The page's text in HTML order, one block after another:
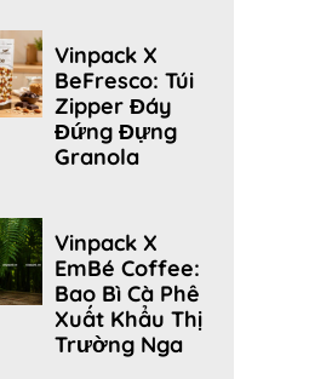
Vinpack X
BeFresco: Túi
Zipper Đáy
Đứng Đựng
Granola
Vinpack X
EmBé Coffee:
Bao Bì Cà Phê
Xuất Khẩu Thị
Trường Nga